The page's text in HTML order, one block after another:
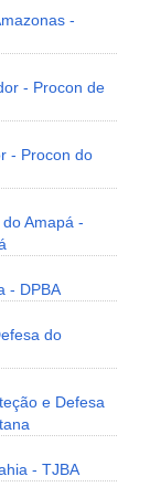
-
- Procon de
- Procon do
Amapá -
- DPBA
do
e Defesa
- TJBA